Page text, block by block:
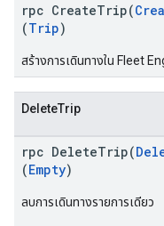
rpc CreateTrip(
(Trip)
สร้างการเดินทางใน Fleet
DeleteTrip
rpc DeleteTrip(
(Empty)
ลบการเดินทางรายการเดียว